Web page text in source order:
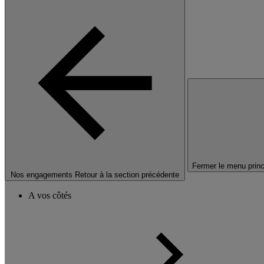
Nos engagements Retour à la section précédente
Fermer le menu
A vos côtés